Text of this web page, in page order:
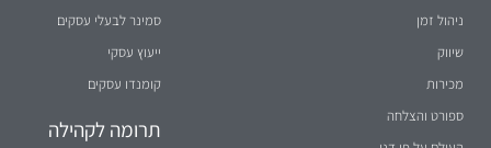
ניהול זמן
שיווק
מכירות
ספורט והצלחה
סמינר לבעלי עסקים
ייעוץ עסקי
קומנדו עסקים
תרומה לקהילה